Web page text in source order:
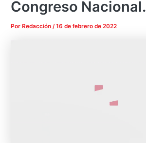
Congreso Nacional.
Por Redacción/16 de febrero de 2022